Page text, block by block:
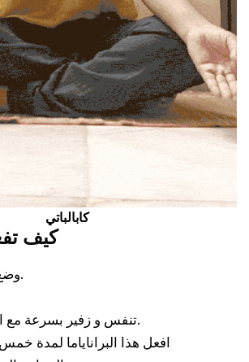
كابالباتي
كيف
وضع سجادة اليوغا أولاً.
تنفس و زفير بسرعة مع التركيز على المعدة.
افعل هذا البراناياما لمدة